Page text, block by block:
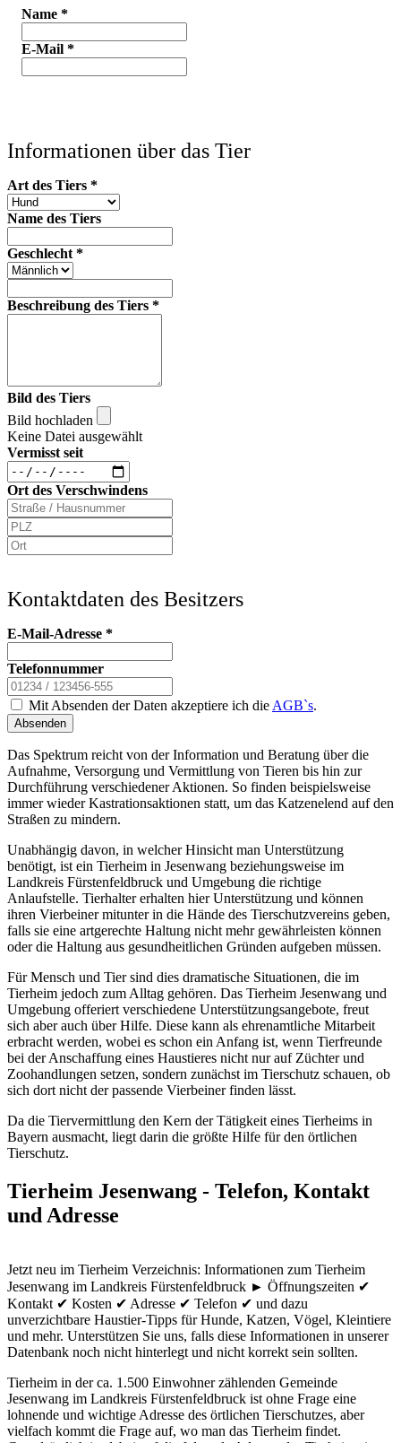
Name *
E-Mail *
Informationen über das Tier
Art des Tiers *
Name des Tiers
Geschlecht *
Beschreibung des Tiers *
Bild des Tiers
Bild hochladen
Keine Datei ausgewählt
Vermisst seit
Ort des Verschwindens
Kontaktdaten des Besitzers
E-Mail-Adresse *
Telefonnummer
Mit Absenden der Daten akzeptiere ich die AGB`s.
Absenden
Das Spektrum reicht von der Information und Beratung über die
Aufnahme, Versorgung und Vermittlung von Tieren bis hin zur
Durchführung verschiedener Aktionen. So finden beispielsweise
immer wieder Kastrationsaktionen statt, um das Katzenelend auf den
Straßen zu mindern.
Unabhängig davon, in welcher Hinsicht man Unterstützung
benötigt, ist ein Tierheim in Jesenwang beziehungsweise im
Landkreis Fürstenfeldbruck und Umgebung die richtige
Anlaufstelle. Tierhalter erhalten hier Unterstützung und können
ihren Vierbeiner mitunter in die Hände des Tierschutzvereins geben,
falls sie eine artgerechte Haltung nicht mehr gewährleisten können
oder die Haltung aus gesundheitlichen Gründen aufgeben müssen.
Für Mensch und Tier sind dies dramatische Situationen, die im
Tierheim jedoch zum Alltag gehören. Das Tierheim Jesenwang und
Umgebung offeriert verschiedene Unterstützungsangebote, freut
sich aber auch über Hilfe. Diese kann als ehrenamtliche Mitarbeit
erbracht werden, wobei es schon ein Anfang ist, wenn Tierfreunde
bei der Anschaffung eines Haustieres nicht nur auf Züchter und
Zoohandlungen setzen, sondern zunächst im Tierschutz schauen, ob
sich dort nicht der passende Vierbeiner finden lässt.
Da die Tiervermittlung den Kern der Tätigkeit eines Tierheims in
Bayern ausmacht, liegt darin die größte Hilfe für den örtlichen
Tierschutz.
Tierheim Jesenwang - Telefon, Kontakt
und Adresse
Jetzt neu im Tierheim Verzeichnis: Informationen zum Tierheim
Jesenwang im Landkreis Fürstenfeldbruck ► Öffnungszeiten ✔
Kontakt ✔ Kosten ✔ Adresse ✔ Telefon ✔ und dazu
unverzichtbare Haustier-Tipps für Hunde, Katzen, Vögel, Kleintiere
und mehr. Unterstützen Sie uns, falls diese Informationen in unserer
Datenbank noch nicht hinterlegt und nicht korrekt sein sollten.
Tierheim in der ca. 1.500 Einwohner zählenden Gemeinde
Jesenwang im Landkreis Fürstenfeldbruck ist ohne Frage eine
lohnende und wichtige Adresse des örtlichen Tierschutzes, aber
vielfach kommt die Frage auf, wo man das Tierheim findet.